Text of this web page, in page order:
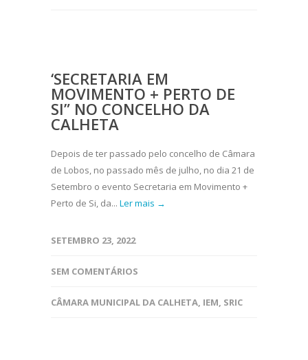
‘SECRETARIA EM
MOVIMENTO + PERTO DE
SI” NO CONCELHO DA
CALHETA
Depois de ter passado pelo concelho de Câmara
de Lobos, no passado mês de julho, no dia 21 de
Setembro o evento Secretaria em Movimento +
Perto de Si, da... Ler mais →
SETEMBRO 23, 2022
SEM COMENTÁRIOS
CÂMARA MUNICIPAL DA CALHETA, IEM, SRIC